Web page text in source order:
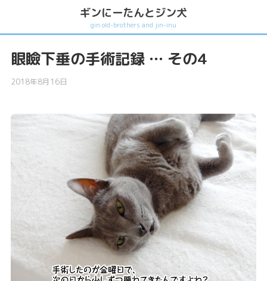
ギンにーたんとジン犬
gin old-brothers and jin-inu
眼瞼下垂の手術記録 … その4
2018年8月16日